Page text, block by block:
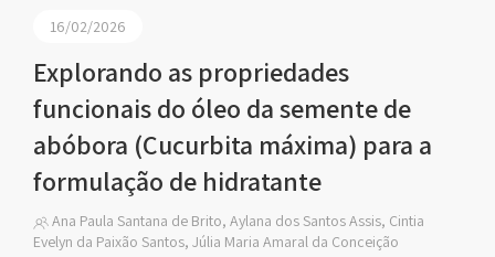
16/02/2026
Explorando as propriedades
funcionais do óleo da semente de
abóbora (Cucurbita máxima) para a
formulação de hidratante
Ana Paula Santana de Brito, Aylana dos Santos Assis, Cintia
Evelyn da Paixão Santos, Júlia Maria Amaral da Conceição